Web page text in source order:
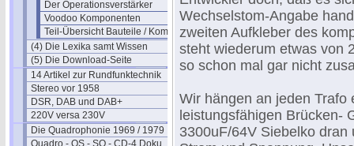
Der Operationsverstärker
Voodoo Komponenten
Teil-Übersicht Bauteile / Komponenten
(4) Die Lexika samt Wissen
(5) Die Download-Seite
14 Artikel zur Rundfunktechnik
Stereo vor 1958
DSR, DAB und DAB+
220V versa 230V
Die Quadrophonie 1969 / 1979
Quadro - QS - SQ - CD-4 Doku
Wechselstom-Angabe
zweiten Aufkleber des
steht wiederum etwas von
so schon mal gar nicht
Wir hängen an jeden Trafo
leistungsfähigen Brücken-
3300uF/64V Siebelko dran